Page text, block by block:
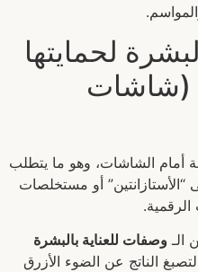
لحمايتها
(شاشات
“الأستازانتين” أو مستخلصات
الـ وصفات للعناية بالبشرة
الناتج عن الضوء الأزرق